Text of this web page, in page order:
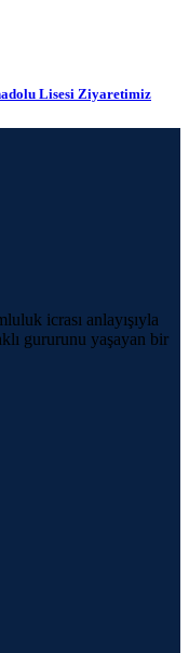
Lisesi Ziyaretimiz
icrası anlayışıyla
gururunu yaşayan bir